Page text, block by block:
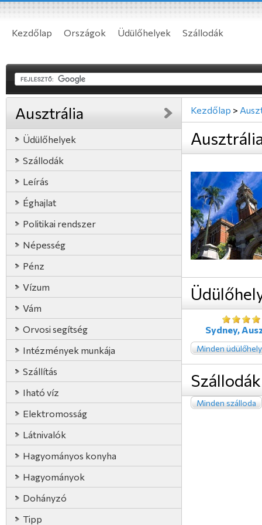
Kezdőlap Országok Üdülőhelyek Szállodák
Ausztrália
Üdülőhelyek
Szállodák
Leírás
Éghajlat
Politikai rendszer
Népesség
Pénz
Vízum
Vám
Orvosi segítség
Intézmények munkája
Szállítás
Iható víz
Elektromosság
Látnivalók
Hagyományos konyha
Hagyományok
Dohányzó
Tipp
Kezdőlap >
Sydney,
Minden üdülőhely
Szállodák
Minden szálloda